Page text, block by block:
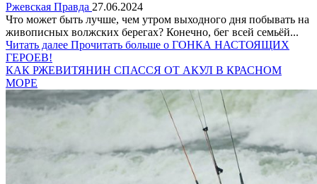
Ржевская Правда 27.06.2024
Что может быть лучше, чем утром выходного дня побывать на
живописных волжских берегах? Конечно, бег всей семьёй...
Читать далее Прочитать больше о ГОНКА НАСТОЯЩИХ
ГЕРОЕВ!
КАК РЖЕВИТЯНИН СПАССЯ ОТ АКУЛ В КРАСНОМ
МОРЕ